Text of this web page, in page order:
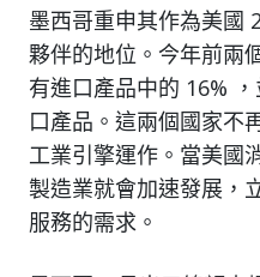
墨西哥重申其作為美國
夥伴的地位。今年前兩
有進口產品中的 16%
口產品。這兩個國家不
工業引擎運作。當美國
製造業就會加速發展，
服務的需求。